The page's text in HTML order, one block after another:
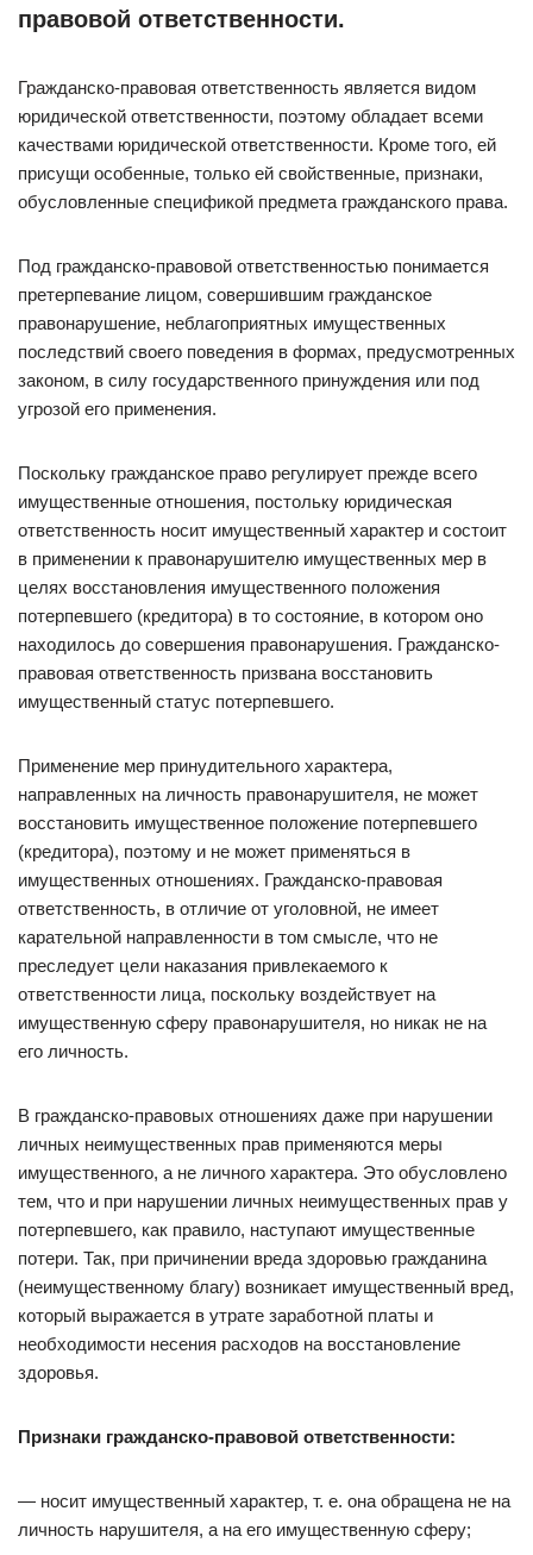
правовой ответственности.
Гражданско-правовая ответственность является видом
юридической ответственности, поэтому обладает всеми
качествами юридической ответственности. Кроме того, ей
присущи особенные, только ей свойственные, признаки,
обусловленные спецификой предмета гражданского права.
Под гражданско-правовой ответственностью понимается
претерпевание лицом, совершившим гражданское
правонарушение, неблагоприятных имущественных
последствий своего поведения в формах, предусмотренных
законом, в силу государственного принуждения или под
угрозой его применения.
Поскольку гражданское право регулирует прежде всего
имущественные отношения, постольку юридическая
ответственность носит имущественный характер и состоит
в применении к правонарушителю имущественных мер в
целях восстановления имущественного положения
потерпевшего (кредитора) в то состояние, в котором оно
находилось до совершения правонарушения. Гражданско-
правовая ответственность призвана восстановить
имущественный статус потерпевшего.
Применение мер принудительного характера,
направленных на личность правонарушителя, не может
восстановить имущественное положение потерпевшего
(кредитора), поэтому и не может применяться в
имущественных отношениях. Гражданско-правовая
ответственность, в отличие от уголовной, не имеет
карательной направленности в том смысле, что не
преследует цели наказания привлекаемого к
ответственности лица, поскольку воздействует на
имущественную сферу правонарушителя, но никак не на
его личность.
В гражданско-правовых отношениях даже при нарушении
личных неимущественных прав применяются меры
имущественного, а не личного характера. Это обусловлено
тем, что и при нарушении личных неимущественных прав у
потерпевшего, как правило, наступают имущественные
потери. Так, при причинении вреда здоровью гражданина
(неимущественному благу) возникает имущественный вред,
который выражается в утрате заработной платы и
необходимости несения расходов на восстановление
здоровья.
Признаки гражданско-правовой ответственности:
— носит имущественный характер, т. е. она обращена не на
личность нарушителя, а на его имущественную сферу;